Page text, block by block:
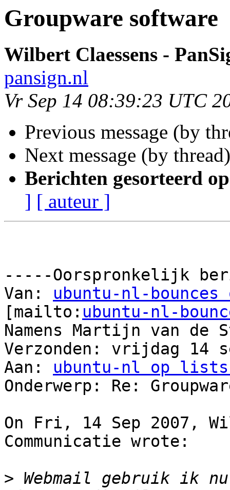
Groupware software
Wilbert Claessens -
pansign.nl
Vr Sep 14 08:39:23 UTC
Previous message (by
Next message (by
Berichten gesorteerd
] [ auteur ]
-----Oorspronkelijk
Van: ubuntu-nl-
[mailto: ubuntu-nl-
Namens Martijn van de
Verzonden: vrijdag 14
Aan: ubuntu-nl op
Onderwerp: Re:
On Fri, 14 Sep 2007,
Communicatie wrote:
> Webmail gebruik ik